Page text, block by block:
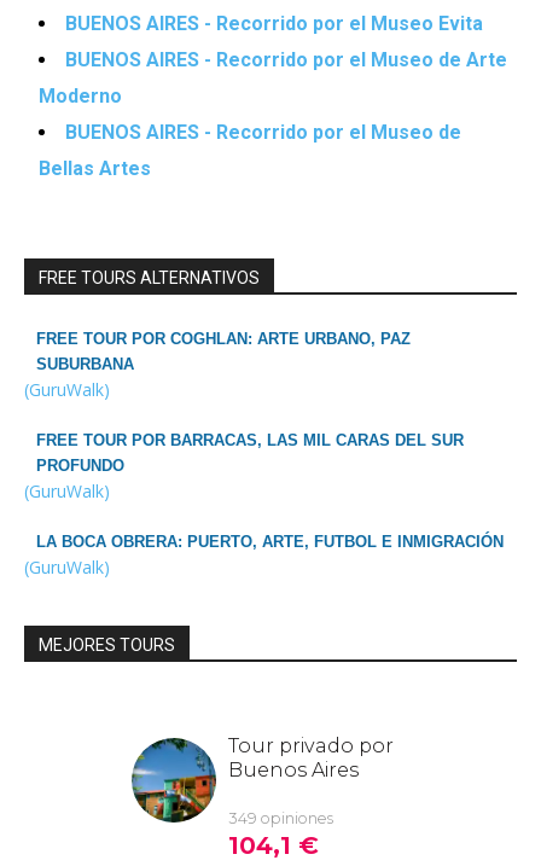
BUENOS AIRES - Recorrido por el Museo Evita
BUENOS AIRES - Recorrido por el Museo de Arte
Moderno
BUENOS AIRES - Recorrido por el Museo de
Bellas Artes
FREE TOURS ALTERNATIVOS
FREE TOUR POR COGHLAN: ARTE URBANO, PAZ
SUBURBANA
(GuruWalk)
FREE TOUR POR BARRACAS, LAS MIL CARAS DEL SUR
PROFUNDO
(GuruWalk)
LA BOCA OBRERA: PUERTO, ARTE, FUTBOL E INMIGRACIÓN
(GuruWalk)
MEJORES TOURS